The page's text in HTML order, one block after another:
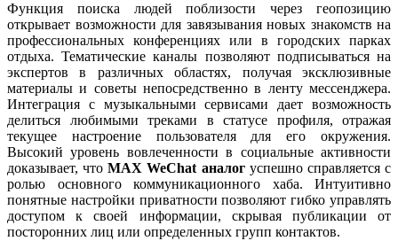
Функция поиска людей поблизости через геопозицию
открывает возможности для завязывания новых знакомств на
профессиональных конференциях или в городских парках
отдыха. Тематические каналы позволяют подписываться на
экспертов в различных областях, получая эксклюзивные
материалы и советы непосредственно в ленту мессенджера.
Интеграция с музыкальными сервисами дает возможность
делиться любимыми треками в статусе профиля, отражая
текущее настроение пользователя для его окружения.
Высокий уровень вовлеченности в социальные активности
доказывает, чтоMAX WeChat аналогуспешно справляется с
ролью основного коммуникационного хаба. Интуитивно
понятные настройки приватности позволяют гибко управлять
доступом к своей информации, скрывая публикации от
посторонних лиц или определенных групп контактов.